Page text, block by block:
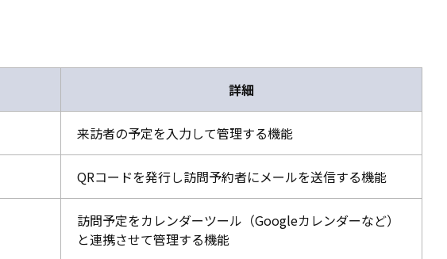
詳細
来訪者の予定を入力して管理する機能
QRコードを発行し訪問予約者にメールを送信する機能
訪問予定をカレンダーツール（Googleカレンダーなど）
と連携させて管理する機能